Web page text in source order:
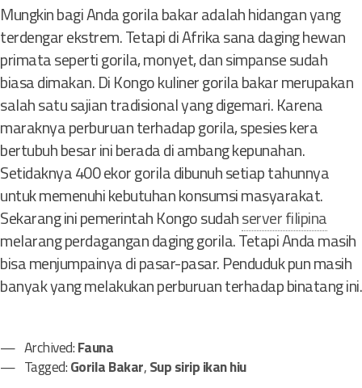
Mungkin bagi Anda gorila bakar adalah hidangan yang
terdengar ekstrem. Tetapi di Afrika sana daging hewan
primata seperti gorila, monyet, dan simpanse sudah
biasa dimakan. Di Kongo kuliner gorila bakar merupakan
salah satu sajian tradisional yang digemari. Karena
maraknya perburuan terhadap gorila, spesies kera
bertubuh besar ini berada di ambang kepunahan.
Setidaknya 400 ekor gorila dibunuh setiap tahunnya
untuk memenuhi kebutuhan konsumsi masyarakat.
Sekarang ini pemerintah Kongo sudahserver filipina
melarang perdagangan daging gorila. Tetapi Anda masih
bisa menjumpainya di pasar-pasar. Penduduk pun masih
banyak yang melakukan perburuan terhadap binatang ini.
Archived:Fauna
Tagged:Gorila Bakar,Sup sirip ikan hiu